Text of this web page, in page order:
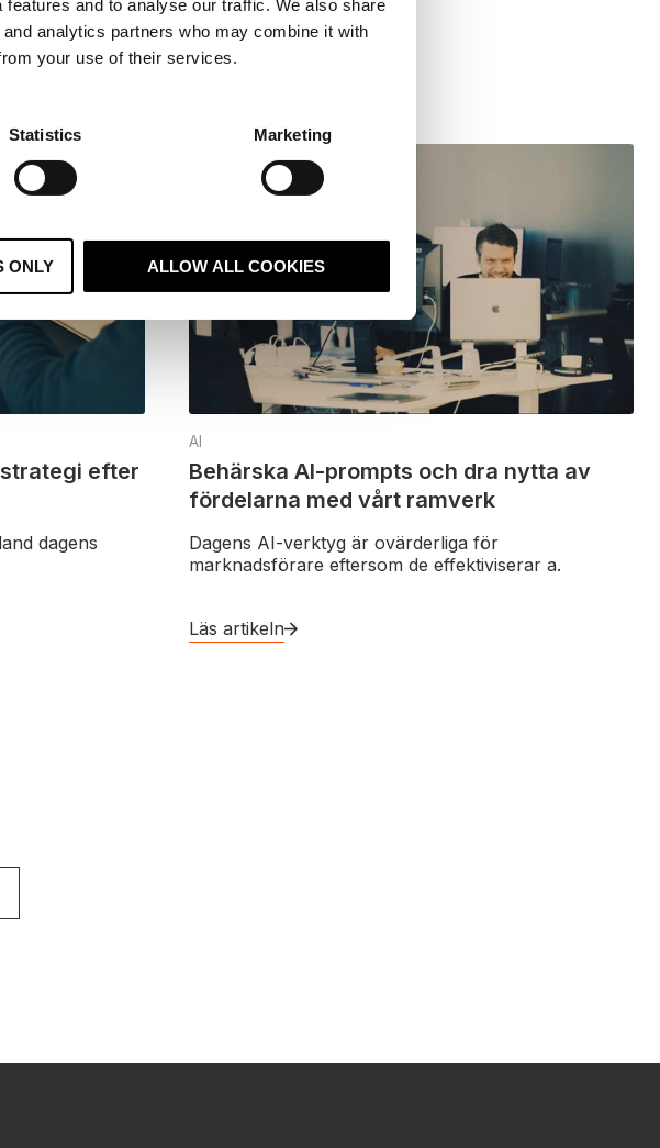
and to analyse our traffic. We also share
analytics partners who may combine it with
your use of their services.
Statistics Marketing
ONLY ALLOW ALL COOKIES
Läs artikeln
efter
dagens
AI
Behärska AI-prompts och dra nytta av
fördelarna med vårt ramverk
Dagens AI-verktyg är ovärderliga för
marknadsförare eftersom de effektiviserar a.
Läs artikeln